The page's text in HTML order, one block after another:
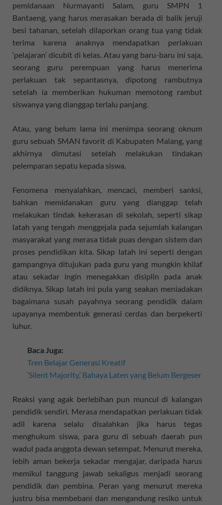
pemidanaan Nurmayanti Salam, guru SMPN 1
Bantaeng, yang harus merasakan berada di balik jeruji
besi tahanan, setelah dilaporkan orang tua yang tidak
terima karena anaknya mendapatkan perlakuan
‘pelajaran’ dicubit di kelas. Atau yang baru-baru ini saja,
seorang guru perempuan yang harus menerima
perlakuan tak sepantasnya, dipotong rambutnya
setelah ia memberikan hukuman memotong rambut
siswanya yang dianggap terlalu panjang.
Atau, yang belum lama ini menimpa seorang oknum
guru sebuah SMAN favorit di Kabupaten Malang, yang
akhirnya dimutasi setelah melakukan tindakan
pelemparan sepatu kepada siswa.
Fenomena menyalahkan, mencaci, memberi sanksi,
bahkan memidanakan guru yang dianggap telah
melakukan tindak kekerasan di sekolah, seperti sikap
latah yang tengah menggejala pada sejumlah kalangan
masyarakat yang merasa tidak puas dengan sistem dan
proses pendidikan kita. Sikap latah ini seperti dengan
gampangnya ditujukan pada guru yang mungkin khilaf
atau sekadar ingin menegakkan disiplin pada anak
didiknya. Sikap latah ini pula yang seakan meniadakan
bagaimana susah payahnya seorang pendidik dalam
upayanya membentuk generasi cerdas dan berpekerti
luhur.
Baca Juga:
Tren Belajar Generasi Kreatif
‘Silent Majority,’ Bahaya Laten yang Belum Bergeser
Reaksi yang agak berlebihan pun muncul di kalangan
pendidik sendiri. Merasa mendapatkan perlakuan tidak
adil karena selalu disalahkan jika harus tegas
menghukum siswa, para guru di sebuah daerah pun
wadul pada anggota dewan setempat. Menurut mereka,
lebih aman bekerja sekadar mengajar, daripada harus
memikul tanggung jawab sekaligus menjadi seorang
pendidik dan pembina. Peran yang menurut mereka
justru bisa membebani dan mengandung resiko untuk